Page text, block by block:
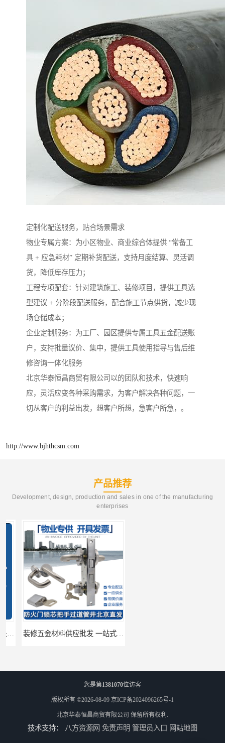
定制化配送服务，贴合场景需求​
物业专属方案：为小区物业、商业综合体提供 “常备工
具 + 应急耗材” 定期补货配送，支持月度结算、灵活调
货，降低库存压力；​
工程专项配套：针对建筑施工、装修项目，提供工具选
型建议 + 分阶段配送服务，配合施工节点供货，减少现
场仓储成本；​
企业定制服务：为工厂、园区提供专属工具五金配送账
户，支持批量议价、集中，提供工具使用指导与售后维
修咨询一体化服务
北京华泰恒昌商贸有限公司以的团队和技术，快速响
应，灵活应变各种采购需求，为客户解决各种问题，一
切从客户的利益出发，想客户所想，急客户所急，。
http://www.bjhthcsm.com
产品推荐
Development, design, production and sales in one of the manufacturing
enterprises
装修五金材料供应批发 一站式供应
您是第1381070位访客
版权所有 ©2026-08-09 京ICP备2024096265号-1
北京华泰恒昌商贸有限公司 保留所有权利.
技术支持： 八方资源网 免责声明 管理员入口 网站地图